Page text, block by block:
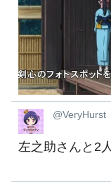
@VeryHurst
左之助さんと2